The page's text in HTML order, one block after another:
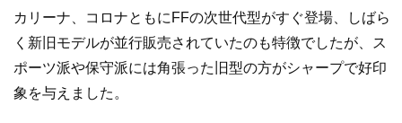
カリーナ、コロナともにFFの次世代型がすぐ登場、しばら
く新旧モデルが並行販売されていたのも特徴でしたが、ス
ポーツ派や保守派には角張った旧型の方がシャープで好印
象を与えました。